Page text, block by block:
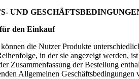
UND
den Einkauf
die Nutzer Produkte
in der sie angezeigt werden,
Zusammenfassung der Bestellung
Allgemeinen Geschäftsbedingungen